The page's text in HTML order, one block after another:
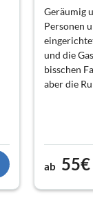
Geräumig
Personen
und die
bisschen
aber die
ab 55€